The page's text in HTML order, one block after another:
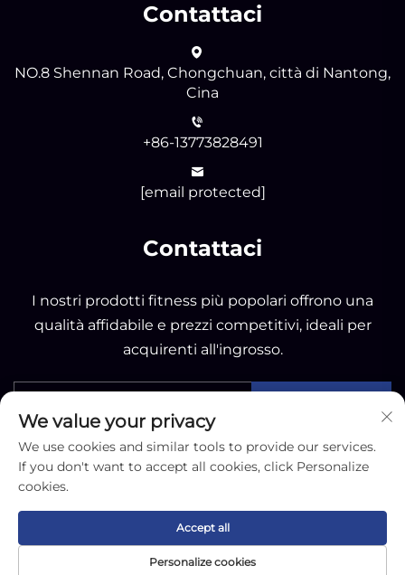
Contattaci
NO.8 Shennan Road, Chongchuan, città di Nantong,
Cina
+86-13773828491
[email protected]
Contattaci
I nostri prodotti fitness più popolari offrono una
qualità affidabile e prezzi competitivi, ideali per
acquirenti all'ingrosso.
Copyright © 2025 by Nantong OK Sporting Co.,Ltd -
Informativa sulla privacy
We value your privacy
We use cookies and similar tools to provide our services.
If you don't want to accept all cookies, click Personalize
cookies.
Personalize cookies
Accept all